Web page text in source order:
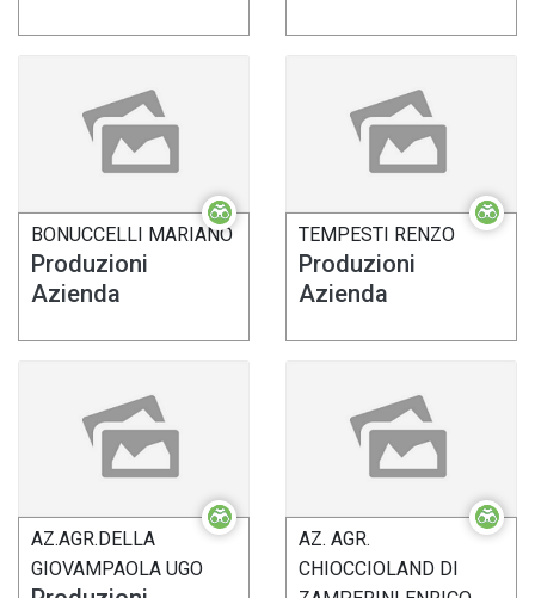
BONUCCELLI MARIANO
Produzioni
Azienda
TEMPESTI RENZO
Produzioni
Azienda
AZ.AGR.DELLA
GIOVAMPAOLA UGO
AZ. AGR.
CHIOCCIOLAND DI